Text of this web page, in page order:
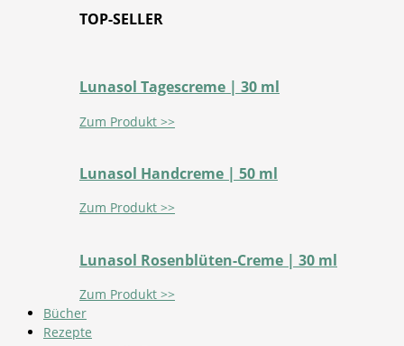
TOP-SELLER
Lunasol Tagescreme | 30 ml
Zum Produkt >>
Lunasol Handcreme | 50 ml
Zum Produkt >>
Lunasol Rosenblüten-Creme | 30 ml
Zum Produkt >>
Bücher
Rezepte